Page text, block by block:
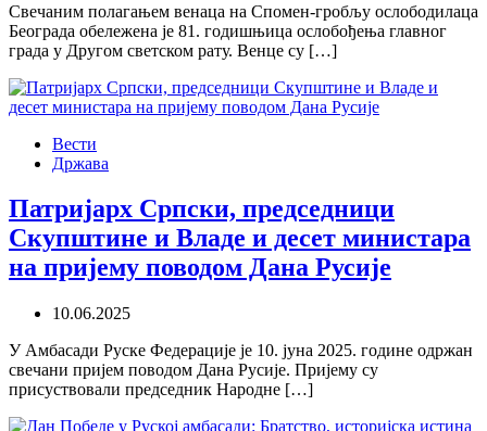
Свечаним полагањем венаца на Спомен-гробљу ослободилаца
Београда обележена је 81. годишњица ослобођења главног
града у Другом светском рату. Венце су […]
Вести
Држава
Патријарх Српски, председници
Скупштине и Владе и десет министара
на пријему поводом Дана Русије
10.06.2025
У Амбасади Руске Федерације је 10. јуна 2025. године одржан
свечани пријем поводом Дана Русије. Пријему су
присуствовали председник Народне […]